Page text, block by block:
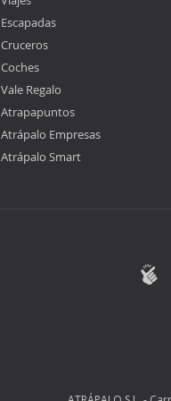
Escapadas
Cruceros
Coches
Vale Regalo
Atrapapuntos
Atrápalo Empresas
Atrápalo Smart